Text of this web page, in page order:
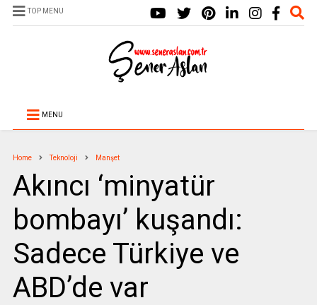
TOP MENU
MENU
Home Teknoloji Manşet
Akıncı ‘minyatür
bombayı’ kuşandı:
Sadece Türkiye ve
ABD’de var